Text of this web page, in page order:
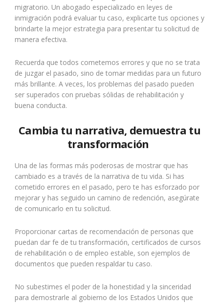
migratorio. Un abogado especializado en leyes de
inmigración podrá evaluar tu caso, explicarte tus opciones y
brindarte la mejor estrategia para presentar tu solicitud de
manera efectiva.
Recuerda que todos cometemos errores y que no se trata
de juzgar el pasado, sino de tomar medidas para un futuro
más brillante. A veces, los problemas del pasado pueden
ser superados con pruebas sólidas de rehabilitación y
buena conducta.
Cambia tu narrativa, demuestra tu
transformación
Una de las formas más poderosas de mostrar que has
cambiado es a través de la narrativa de tu vida. Si has
cometido errores en el pasado, pero te has esforzado por
mejorar y has seguido un camino de redención, asegúrate
de comunicarlo en tu solicitud.
Proporcionar cartas de recomendación de personas que
puedan dar fe de tu transformación, certificados de cursos
de rehabilitación o de empleo estable, son ejemplos de
documentos que pueden respaldar tu caso.
No subestimes el poder de la honestidad y la sinceridad
para demostrarle al gobierno de los Estados Unidos que